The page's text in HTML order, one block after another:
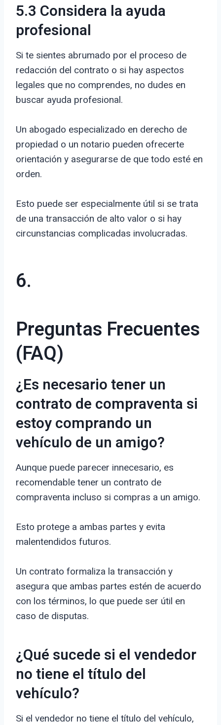
5.3 Considera la ayuda
profesional
Si te sientes abrumado por el proceso de
redacción del contrato o si hay aspectos
legales que no comprendes, no dudes en
buscar ayuda profesional.
Un abogado especializado en derecho de
propiedad o un notario pueden ofrecerte
orientación y asegurarse de que todo esté en
orden.
Esto puede ser especialmente útil si se trata
de una transacción de alto valor o si hay
circunstancias complicadas involucradas.
6.
Preguntas Frecuentes
(FAQ)
¿Es necesario tener un
contrato de compraventa si
estoy comprando un
vehículo de un amigo?
Aunque puede parecer innecesario, es
recomendable tener un contrato de
compraventa incluso si compras a un amigo.
Esto protege a ambas partes y evita
malentendidos futuros.
Un contrato formaliza la transacción y
asegura que ambas partes estén de acuerdo
con los términos, lo que puede ser útil en
caso de disputas.
¿Qué sucede si el vendedor
no tiene el título del
vehículo?
Si el vendedor no tiene el título del vehículo,